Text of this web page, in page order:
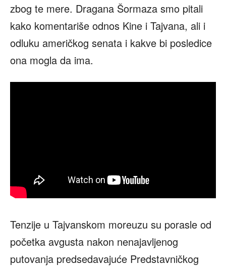
zbog te mere. Dragana Šormaza smo pitali
kako komentariše odnos Kine i Tajvana, ali i
odluku američkog senata i kakve bi posledice
ona mogla da ima.
Tenzije u Tajvanskom moreuzu su porasle od
početka avgusta nakon nenajavljenog
putovanja predsedavajuće Predstavničkog